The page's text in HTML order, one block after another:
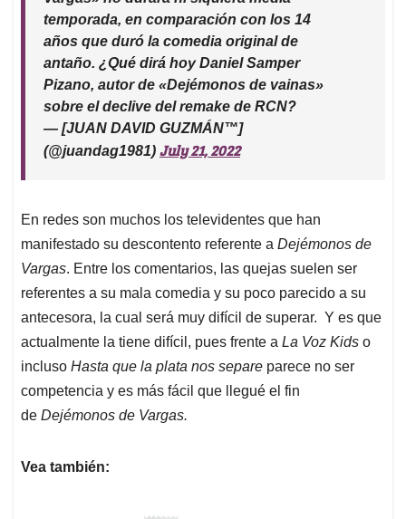
temporada, en comparación con los 14
años que duró la comedia original de
antaño. ¿Qué dirá hoy Daniel Samper
Pizano, autor de «Dejémonos de vainas»
sobre el declive del remake de RCN?
— [JUAN DAVID GUZMÁN™]
(@juandag1981) July 21, 2022
En redes son muchos los televidentes que han
manifestado su descontento referente a Dejémonos de
Vargas. Entre los comentarios, las quejas suelen ser
referentes a su mala comedia y su poco parecido a su
antecesora, la cual será muy difícil de superar. Y es que
actualmente la tiene difícil, pues frente a La Voz Kids o
incluso Hasta que la plata nos separe parece no ser
competencia y es más fácil que llegué el fin
de Dejémonos de Vargas.
Vea también: